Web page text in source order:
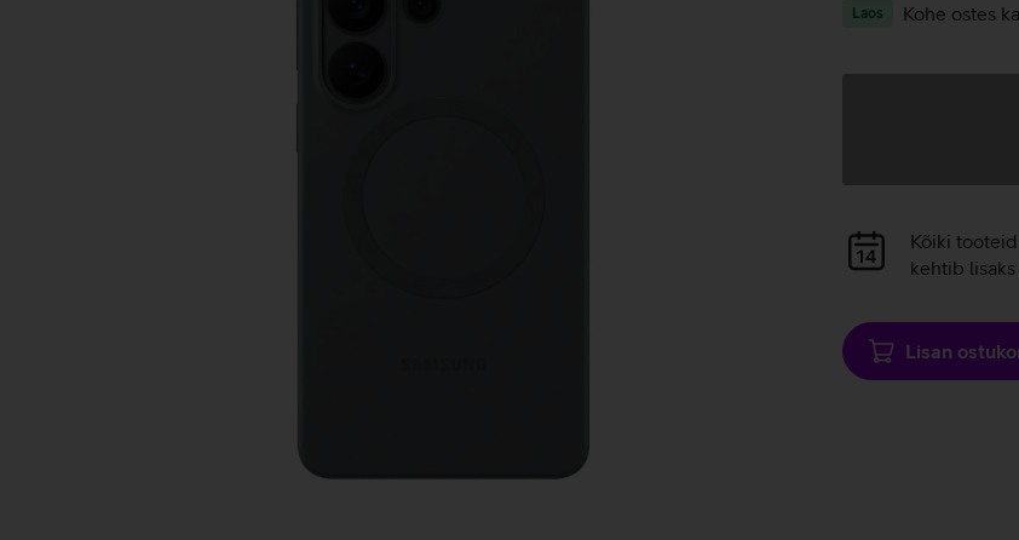
Laos Kohe ostes
Andmete
laadimine
Kõiki tooteid
kehtib lisaks
Lisan